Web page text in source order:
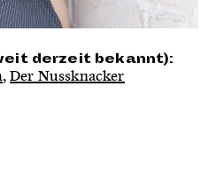
derzeit bekannt):
,Der Nussknacker